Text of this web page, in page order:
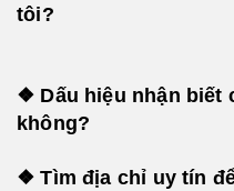
tôi?
❖ Dấu hiệu nhận biết
không?
❖ Tìm địa chỉ uy tín